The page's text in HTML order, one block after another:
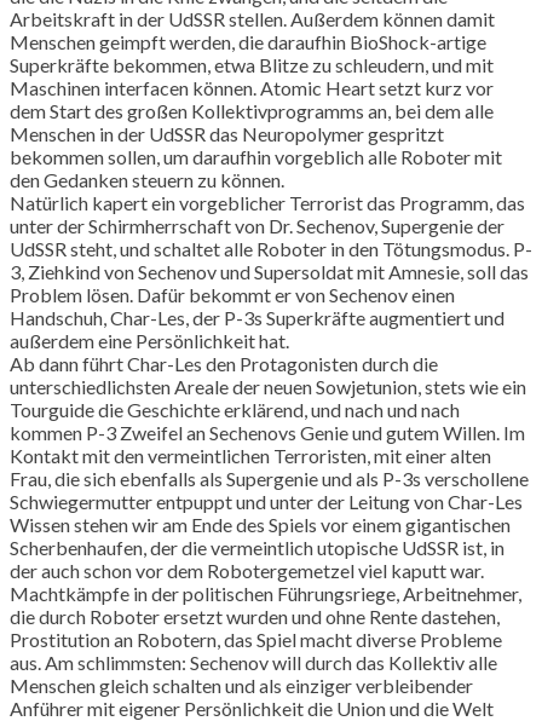
Arbeitskraft in der UdSSR stellen. Außerdem können damit
Menschen geimpft werden, die daraufhin BioShock-artige
Superkräfte bekommen, etwa Blitze zu schleudern, und mit
Maschinen interfacen können. Atomic Heart setzt kurz vor
dem Start des großen Kollektivprogramms an, bei dem alle
Menschen in der UdSSR das Neuropolymer gespritzt
bekommen sollen, um daraufhin vorgeblich alle Roboter mit
den Gedanken steuern zu können.
Natürlich kapert ein vorgeblicher Terrorist das Programm, das
unter der Schirmherrschaft von Dr. Sechenov, Supergenie der
UdSSR steht, und schaltet alle Roboter in den Tötungsmodus. P-
3, Ziehkind von Sechenov und Supersoldat mit Amnesie, soll das
Problem lösen. Dafür bekommt er von Sechenov einen
Handschuh, Char-Les, der P-3s Superkräfte augmentiert und
außerdem eine Persönlichkeit hat.
Ab dann führt Char-Les den Protagonisten durch die
unterschiedlichsten Areale der neuen Sowjetunion, stets wie ein
Tourguide die Geschichte erklärend, und nach und nach
kommen P-3 Zweifel an Sechenovs Genie und gutem Willen. Im
Kontakt mit den vermeintlichen Terroristen, mit einer alten
Frau, die sich ebenfalls als Supergenie und als P-3s verschollene
Schwiegermutter entpuppt und unter der Leitung von Char-Les
Wissen stehen wir am Ende des Spiels vor einem gigantischen
Scherbenhaufen, der die vermeintlich utopische UdSSR ist, in
der auch schon vor dem Robotergemetzel viel kaputt war.
Machtkämpfe in der politischen Führungsriege, Arbeitnehmer,
die durch Roboter ersetzt wurden und ohne Rente dastehen,
Prostitution an Robotern, das Spiel macht diverse Probleme
aus. Am schlimmsten: Sechenov will durch das Kollektiv alle
Menschen gleich schalten und als einziger verbleibender
Anführer mit eigener Persönlichkeit die Union und die Welt